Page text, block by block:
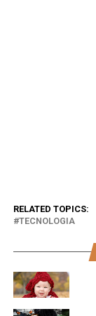
RELATED TOPICS:
TECNOLOGIA